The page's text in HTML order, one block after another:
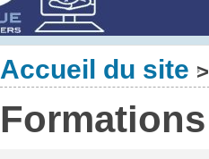
Accueil du site >
Formations